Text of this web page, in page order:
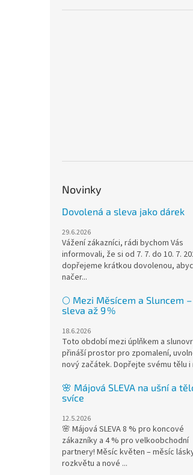
Novinky
Dovolená a sleva jako dárek
29.6.2026
Vážení zákazníci, rádi bychom Vás
informovali, že si od 7. 7. do 10. 7.
dopřejeme krátkou dovolenou,
načer...
🌕 Mezi Měsícem a Sluncem –
sleva až 9 %
18.6.2026
Toto období mezi úplňkem a
přináší prostor pro zpomalení,
nový začátek. Dopřejte svému tělu i
🌸 Májová SLEVA na ušní a
svíce
12.5.2026
🌸 Májová SLEVA 8 % pro koncové
zákazníky a 4 % pro velkoobchodní
partnery! Měsíc květen – měsíc
rozkvětu a nové ...